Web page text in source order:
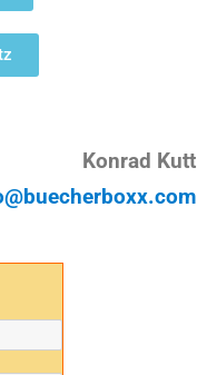
Konrad Kutt